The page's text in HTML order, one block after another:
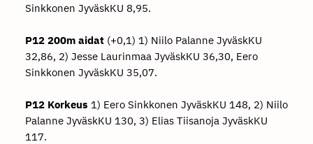
Sinkkonen JyväskKU 8,95.
P12 200m aidat(+0,1) 1) Niilo Palanne JyväskKU
32,86, 2) Jesse Laurinmaa JyväskKU 36,30, Eero
Sinkkonen JyväskKU 35,07.
P12 Korkeus 1) Eero Sinkkonen JyväskKU 148, 2) Niilo
Palanne JyväskKU 130, 3) Elias Tiisanoja JyväskKU
117.